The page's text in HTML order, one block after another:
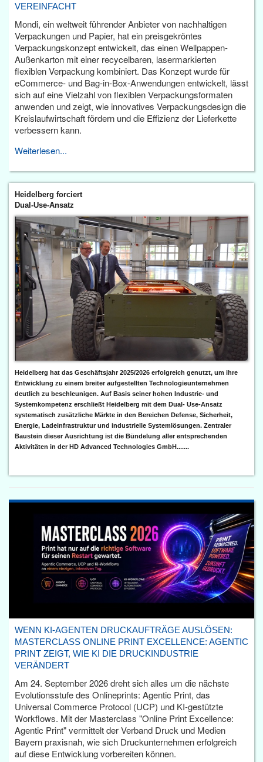
VEREINFACHT
Mondi, ein weltweit führender Anbieter von nachhaltigen
Verpackungen und Papier, hat ein preisgekröntes
Verpackungskonzept entwickelt, das einen Wellpappen-
Außenkarton mit einer recycelbaren, lasermarkierten
flexiblen Verpackung kombiniert. Das Konzept wurde für
eCommerce- und Bag-in-Box-Anwendungen entwickelt, lässt
sich auf eine Vielzahl von flexiblen Verpackungsformaten
anwenden und zeigt, wie innovatives Verpackungsdesign die
Kreislaufwirtschaft fördern und die Effizienz der Lieferkette
verbessern kann.
Weiterlesen...
Heidelberg forciert
Dual-Use-Ansatz
Heidelberg hat das Geschäftsjahr 2025/2026 erfolgreich genutzt, um ihre
Entwicklung zu einem breiter aufgestellten Technologieunternehmen
deutlich zu beschleunigen. Auf Basis seiner hohen Industrie- und
Systemkompetenz erschließt Heidelberg mit dem Dual- Use-Ansatz
systematisch zusätzliche Märkte in den Bereichen Defense, Sicherheit,
Energie, Ladeinfrastruktur und industrielle Systemlösungen. Zentraler
Baustein dieser Ausrichtung ist die Bündelung aller entsprechenden
Aktivitäten in der HD Advanced Technologies GmbH.......
WENN KI-AGENTEN DRUCKAUFTRÄGE AUSLÖSEN:
MASTERCLASS ONLINE PRINT EXCELLENCE: AGENTIC
PRINT ZEIGT, WIE KI DIE DRUCKINDUSTRIE
VERÄNDERT
Am 24. September 2026 dreht sich alles um die nächste
Evolutionsstufe des Onlineprints: Agentic Print, das
Universal Commerce Protocol (UCP) und KI-gestützte
Workflows. Mit der Masterclass "Online Print Excellence:
Agentic Print" vermittelt der Verband Druck und Medien
Bayern praxisnah, wie sich Druckunternehmen erfolgreich
auf diese Entwicklung vorbereiten können.